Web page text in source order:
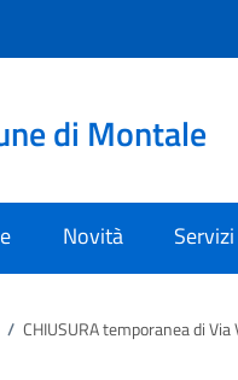
di Montale
Novità Servizi
/ CHIUSURA temporanea di